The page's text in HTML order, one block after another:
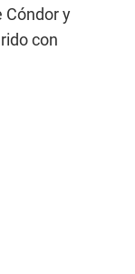
Cóndor y
con